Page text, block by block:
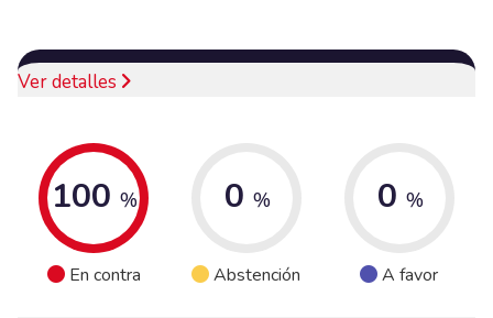
Ver detalles
100 %
En contra
0 %
Abstención
0 %
A favor